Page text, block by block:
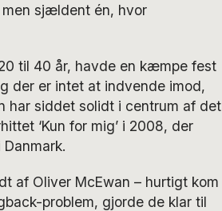
sjældent én, hvor
til 40 år, havde en kæmpe fest
der er intet at indvende imod,
har siddet solidt i centrum af det
‘Kun for mig’ i 2008, der
af Oliver McEwan – hurtigt kom
problem, gjorde de klar til